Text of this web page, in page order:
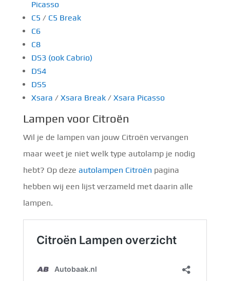
Picasso
C5 / C5 Break
C6
C8
DS3 (ook Cabrio)
DS4
DS5
Xsara / Xsara Break/ Xsara Picasso
Lampen voor Citroën
Wil je de lampen van jouw Citroën vervangen
maar weet je niet welk type autolamp je nodig
hebt? Op deze autolampen Citroën pagina
hebben wij een lijst verzameld met daarin alle
lampen.